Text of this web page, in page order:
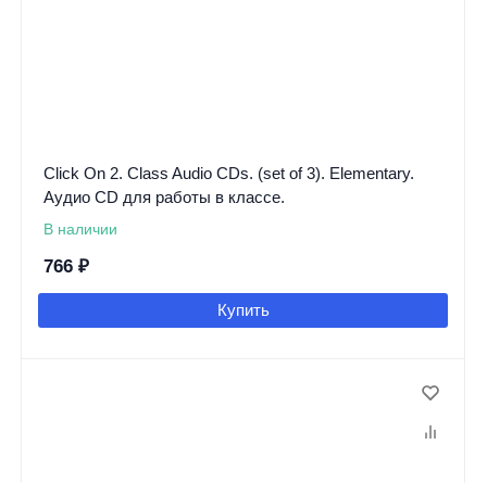
Click On 2. Class Audio CDs. (set of 3). Elementary.
Аудио CD для работы в классе.
В наличии
766 ₽
Купить